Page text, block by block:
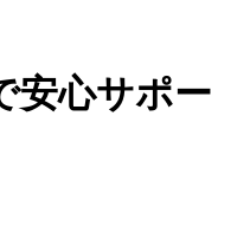
安心サポー